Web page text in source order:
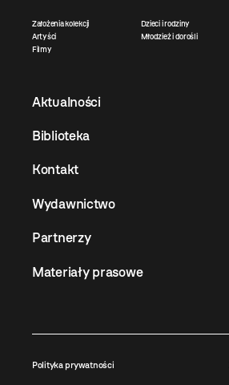
Założenia kolekcji
Artyści
Filmy
Dzieci i rodziny
Młodzież i dorośli
Aktualności
Biblioteka
Kontakt
Wydawnictwo
Partnerzy
Materiały prasowe
Polityka prywatności